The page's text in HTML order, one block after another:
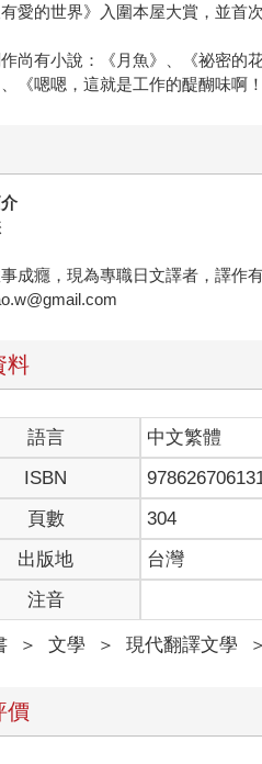
愛的世界》入圍本屋大賞，並首
尚有小說：《月魚》、《祕密的
《嗯嗯，這就是工作的醍醐味啊
成癮，現為專職日文譯者，譯作
料
語言 中文繁體
ISBN
頁數
304
出版地
台灣
注音
＞ 文學 ＞ 現代翻譯文學 ＞
價